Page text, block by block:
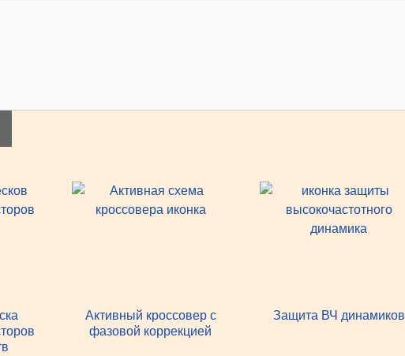
Активный кроссовер с
фазовой коррекцией
Защита ВЧ динамиков